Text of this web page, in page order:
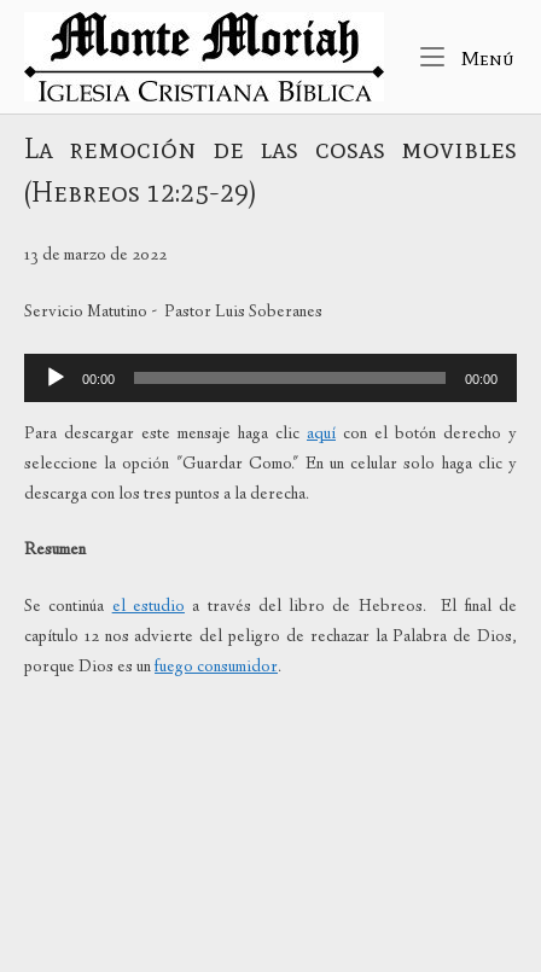
contenido
Inicio
Menú
La remoción de las cosas movibles
(Hebreos 12:25-29)
13 de marzo de 2022
Servicio Matutino - Pastor Luis Soberanes
Reproductor
de
audio
00:00 00:00
Para descargar este mensaje haga clic aquí con el botón derecho y
seleccione la opción "Guardar Como." En un celular solo haga clic y
descarga con los tres puntos a la derecha.
Resumen
Se continúael estudioa través del libro de Hebreos. El final de
capítulo 12 nos advierte del peligro de rechazar la Palabra de Dios,
porque Dios es unfuego consumidor.